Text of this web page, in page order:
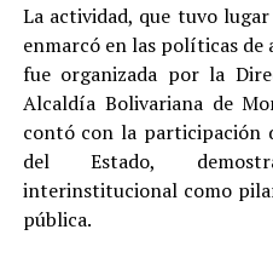
​La actividad, que tuvo
enmarcó en las políticas
fue organizada por la
Alcaldía Bolivariana de
contó con la participación
del Estado,
interinstitucional como
pública.